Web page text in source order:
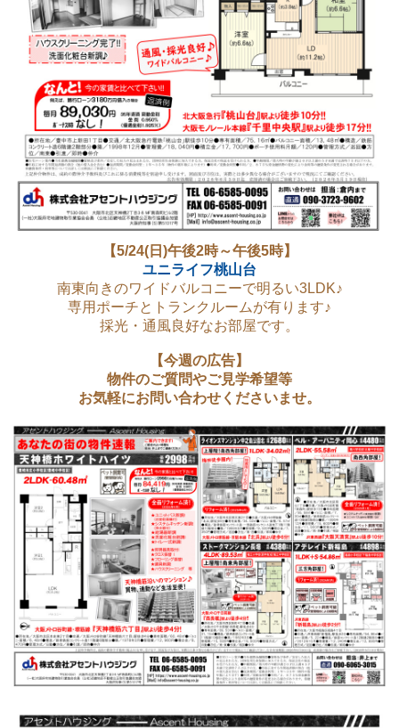
【5/24(日)午後2時～午後5時】
ユニライフ桃山台
南東向きのワイドバルコニーで明るい3LDK♪
専用ポーチとトランクルームが有ります♪
採光・通風良好なお部屋です。
【今週の広告】
物件のご質問やご見学希望等
お気軽にお問い合わせくださいませ。